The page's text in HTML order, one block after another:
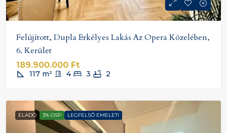
Felújított, Dupla Erkélyes Lakás Az Opera Közelében,
6. Kerület
189.900.000 Ft
117 m² 4 3 2
ELADÓ 3% OSP LEGFELSŐ EMELETI